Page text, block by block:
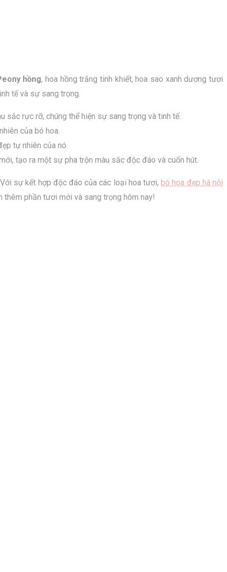
hồng, hoa hồng trắng tinh khiết, hoa sao xanh dương tươi
tế và sự sang trọng.
sắc rực rỡ, chúng thể hiện sự sang trọng và tinh tế.
của bó hoa.
tự nhiên của nó.
tạo ra một sự pha trộn màu sắc độc đáo và cuốn hút.
sự kết hợp độc đáo của các loại hoa tươi,bó hoa đẹp hà nội
thêm phần tươi mới và sang trọng hôm nay!